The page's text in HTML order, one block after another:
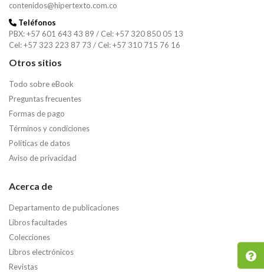
contenidos@hipertexto.com.co
Teléfonos
PBX: +57 601 643 43 89 / Cel: +57 320 850 05 13
Cel: +57 323 223 87 73 / Cel: +57 310 715 76 16
Otros sitios
Todo sobre eBook
Preguntas frecuentes
Formas de pago
Términos y condiciones
Políticas de datos
Aviso de privacidad
Acerca de
Departamento de publicaciones
Libros facultades
Colecciones
Libros electrónicos
Revistas